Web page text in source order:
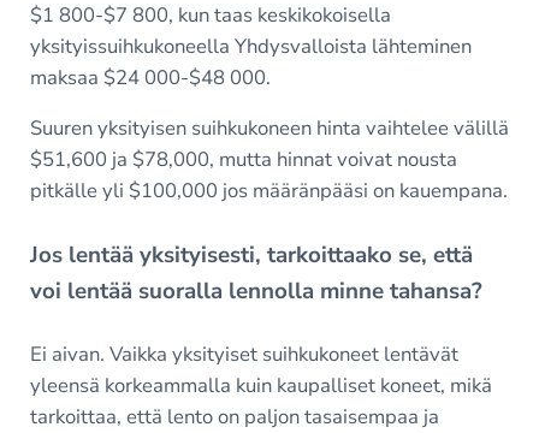
$1 800-$7 800, kun taas keskikokoisella
yksityissuihkukoneella Yhdysvalloista lähteminen
maksaa $24 000-$48 000.
Suuren yksityisen suihkukoneen hinta vaihtelee välillä
$51,600 ja $78,000, mutta hinnat voivat nousta
pitkälle yli $100,000 jos määränpääsi on kauempana.
Jos lentää yksityisesti, tarkoittaako se, että
voi lentää suoralla lennolla minne tahansa?
Ei aivan. Vaikka yksityiset suihkukoneet lentävät
yleensä korkeammalla kuin kaupalliset koneet, mikä
tarkoittaa, että lento on paljon tasaisempaa ja